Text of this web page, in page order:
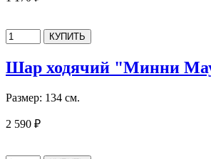
Шар ходячий "Минни
Размер: 134 см.
2 590 ₽